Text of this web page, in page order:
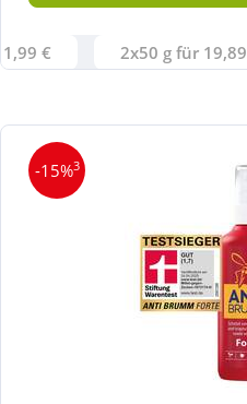
€ 2x50 g für
-15%3